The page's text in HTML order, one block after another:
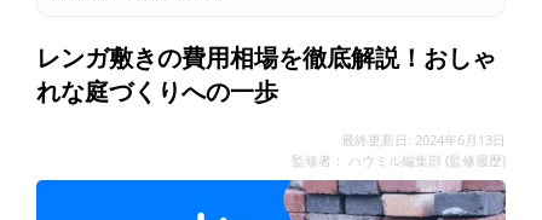
レンガ敷きの費用相場を徹底解説！おしゃ
れな庭づくりへの一歩
最終更新日: 2024年6月13日
監修者： ハウミル編集部 (監修履歴)